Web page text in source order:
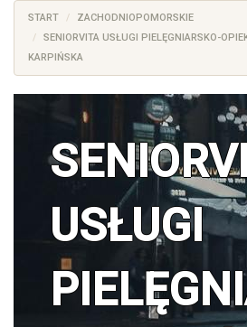
START
ZACHODNIOPOMORSKIE
SENIORVITA USŁUGI PIELĘGNIARSKO-
KARPIŃSKA
USŁUGI